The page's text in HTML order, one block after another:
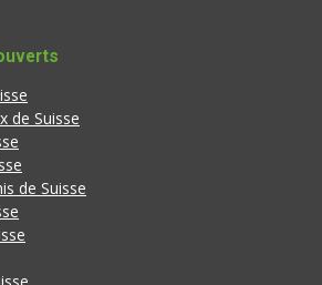
de Suisse
de Suisse